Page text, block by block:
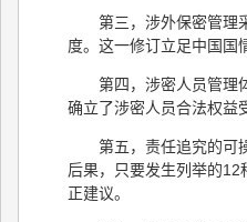
第三，涉外保密管理
度。这一修订立足中国国
第四，涉密人员管理
确立了涉密人员合法权益
第五，责任追究的可
后果，只要发生列举的
正建议。